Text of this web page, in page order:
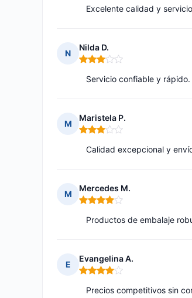
Excelente calidad y
N
Nilda D.
Nota: 3 de 5
Servicio confiable y
M
Maristela P.
Nota: 3 de 5
Calidad excepcional y
M
Mercedes M.
Nota: 4 de 5
Productos de embalaje
E
Evangelina A.
Nota: 4 de 5
Precios competitivos sin